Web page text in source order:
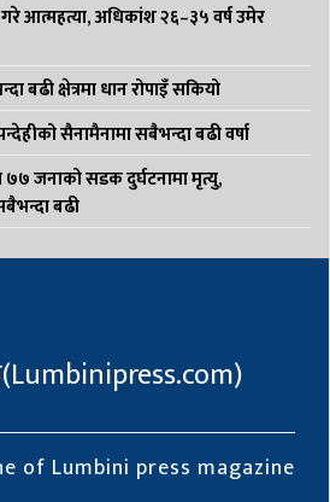
आत्महत्या, अधिकांश २६–३५ वर्ष उमेर
बढी क्षेत्रमा धान रोपाइँ सकियो
सैनामैनामा सबैभन्दा बढी वर्षा
७७ जनाको सडक दुर्घटनामा मृत्यु,
बढी
of Lumbini press magazine